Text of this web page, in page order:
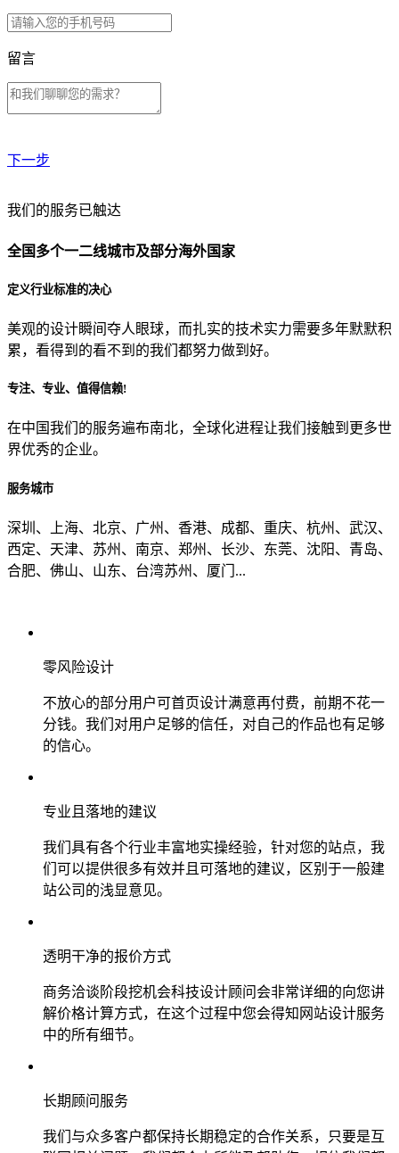
留言
下一步
贵公司预算范围是？
贵公司的团队规模是？
目前主要的营销渠道是？
我们的服务已触达
全国多个一二线城市及部分海外国家
定义行业标准的决心
美观的设计瞬间夺人眼球，而扎实的技术实力需要多年默默积
累，看得到的看不到的我们都努力做到好。
专注、专业、值得信赖!
在中国我们的服务遍布南北，全球化进程让我们接触到更多世
界优秀的企业。
服务城市
深圳、上海、北京、广州、香港、成都、重庆、杭州、武汉、
西定、天津、苏州、南京、郑州、长沙、东莞、沈阳、青岛、
合肥、佛山、山东、台湾苏州、厦门...
零风险设计
不放心的部分用户可首页设计满意再付费，前期不花一
分钱。我们对用户足够的信任，对自己的作品也有足够
的信心。
专业且落地的建议
我们具有各个行业丰富地实操经验，针对您的站点，我
们可以提供很多有效并且可落地的建议，区别于一般建
站公司的浅显意见。
透明干净的报价方式
商务洽谈阶段挖机会科技设计顾问会非常详细的向您讲
解价格计算方式，在这个过程中您会得知网站设计服务
中的所有细节。
长期顾问服务
我们与众多客户都保持长期稳定的合作关系，只要是互